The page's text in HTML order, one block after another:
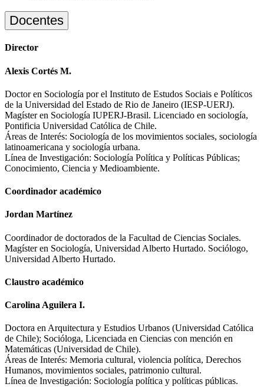
Docentes
Director
Alexis Cortés M.
Doctor en Sociología por el Instituto de Estudos Sociais e Políticos
de la Universidad del Estado de Rio de Janeiro (IESP-UERJ).
Magíster en Sociología IUPERJ-Brasil. Licenciado en sociología,
Pontificia Universidad Católica de Chile.
Áreas de Interés: Sociología de los movimientos sociales, sociología
latinoamericana y sociología urbana.
Línea de Investigación: Sociología Política y Políticas Públicas;
Conocimiento, Ciencia y Medioambiente.
Coordinador académico
Jordan Martínez
Coordinador de doctorados de la Facultad de Ciencias Sociales.
Magíster en Sociología, Universidad Alberto Hurtado. Sociólogo,
Universidad Alberto Hurtado.
Claustro académico
Carolina Aguilera I.
Doctora en Arquitectura y Estudios Urbanos (Universidad Católica
de Chile); Socióloga, Licenciada en Ciencias con mención en
Matemáticas (Universidad de Chile).
Áreas de Interés: Memoria cultural, violencia política, Derechos
Humanos, movimientos sociales, patrimonio cultural.
Línea de Investigación: Sociología política y políticas públicas.